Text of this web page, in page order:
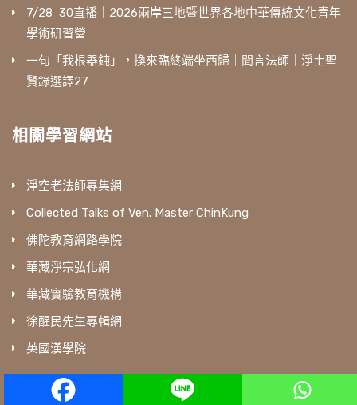
7/28‒30直播｜2026兩岸三地暨世界各地中華傳統文化青年
學術研習營
一句「我根器鈍」，換來臨終端坐西歸｜聞言法師｜淨土聖
賢錄選譯27
相關學習網站
淨空老法師專集網
Collected Talks of Ven. Master ChinKung
佛陀教育網路學院
華藏淨宗弘化網
華藏實驗教育機構
徐醒民先生專輯網
英國漢學院